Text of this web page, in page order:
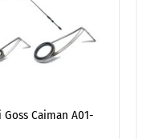
Goss Caiman A01-